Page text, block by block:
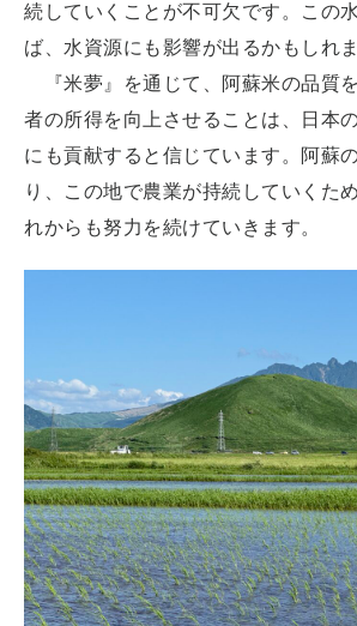
続していくことが不可欠です。この
ば、水資源にも影響が出るかもしれま
『米夢』を通じて、阿蘇米の品質
者の所得を向上させることは、日本
にも貢献すると信じています。阿蘇
り、この地で農業が持続していくた
れからも努力を続けていきます。